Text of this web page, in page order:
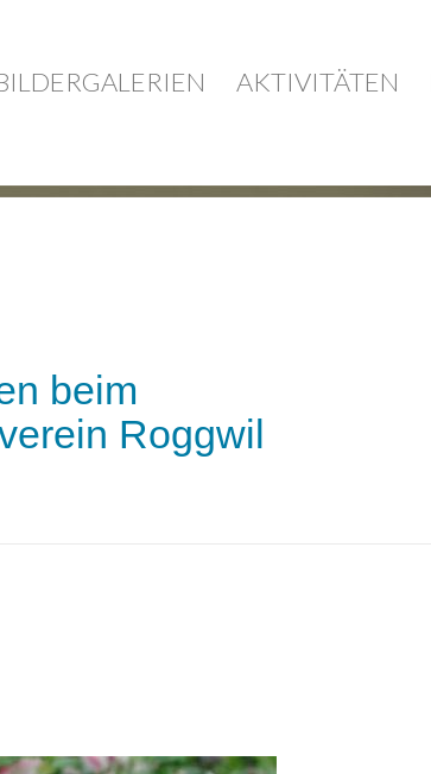
AKTIVITÄTEN
beim
Roggwil